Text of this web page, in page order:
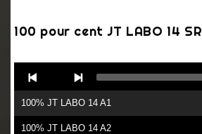
100 pour cent JT LABO 14
Player
100% JT LABO 14 A1
100% JT LABO 14 A2